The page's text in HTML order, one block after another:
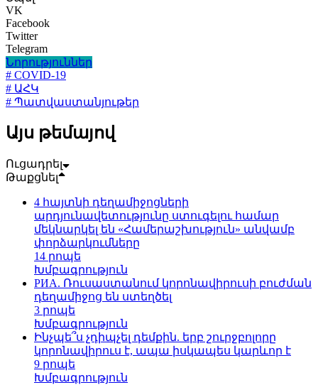
VK
Facebook
Twitter
Telegram
Նորություններ
# COVID-19
# ԱՀԿ
# Պատվաստանյութեր
Այս թեմայով
Ուցադրել
Թաքցնել
4 հայտնի դեղամիջոցների
արդյունավետությունը ստուգելու համար
մեկնարկել են «Համերաշխություն» անվամբ
փորձարկումները
14 րոպե
Խմբագրություն
РИА. Ռուսաստանում կորոնավիրուսի բուժման
դեղամիջոց են ստեղծել
3 րոպե
Խմբագրություն
Ինչպե՞ս չդիպչել դեմքին. երբ շուրջբոլորը
կորոնավիրուս է, ապա իսկապես կարևոր է
9 րոպե
Խմբագրություն